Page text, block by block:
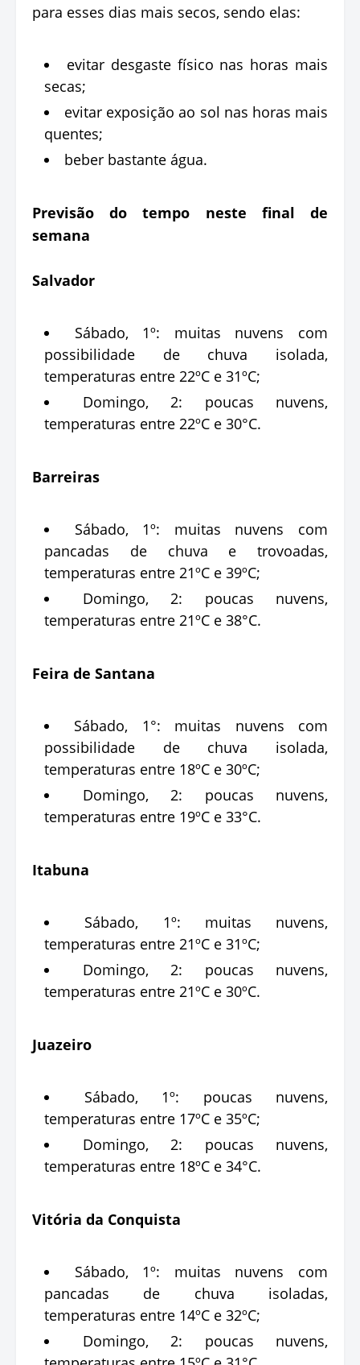
para esses dias mais secos, sendo elas:
evitar desgaste físico nas horas mais
secas;
evitar exposição ao sol nas horas mais
quentes;
beber bastante água.
Previsão do tempo neste final de
semana
Salvador
Sábado, 1º: muitas nuvens com
possibilidade de chuva isolada,
temperaturas entre 22ºC e 31ºC;
Domingo, 2: poucas nuvens,
temperaturas entre 22ºC e 30°C.
Barreiras
Sábado, 1º: muitas nuvens com
pancadas de chuva e trovoadas,
temperaturas entre 21ºC e 39ºC;
Domingo, 2: poucas nuvens,
temperaturas entre 21ºC e 38°C.
Feira de Santana
Sábado, 1°: muitas nuvens com
possibilidade de chuva isolada,
temperaturas entre 18ºC e 30ºC;
Domingo, 2: poucas nuvens,
temperaturas entre 19ºC e 33°C.
Itabuna
Sábado, 1º: muitas nuvens,
temperaturas entre 21ºC e 31ºC;
Domingo, 2: poucas nuvens,
temperaturas entre 21ºC e 30ºC.
Juazeiro
Sábado, 1º: poucas nuvens,
temperaturas entre 17ºC e 35ºC;
Domingo, 2: poucas nuvens,
temperaturas entre 18ºC e 34°C.
Vitória da Conquista
Sábado, 1º: muitas nuvens com
pancadas de chuva isoladas,
temperaturas entre 14ºC e 32ºC;
Domingo, 2: poucas nuvens,